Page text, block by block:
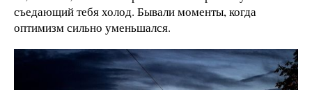
съедающий тебя холод. Бывали моменты, когда
оптимизм сильно уменьшался.